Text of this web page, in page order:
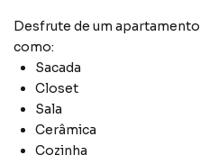
Desfrute de um apartamento
como:
Sacada
Closet
Sala
Cerâmica
Cozinha